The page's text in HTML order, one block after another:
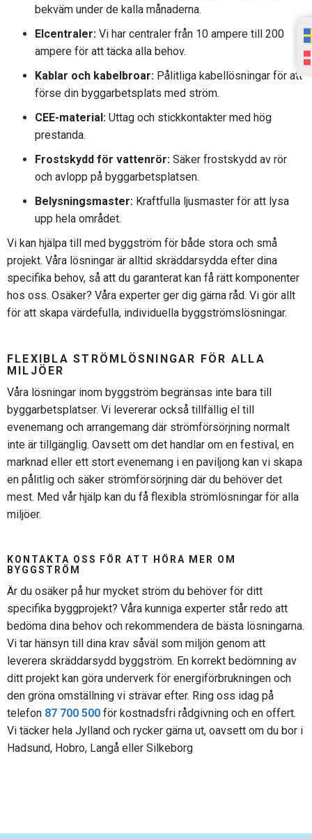
bekväm under de kalla månaderna.
Elcentraler: Vi har centraler från 10 ampere till 200
ampere för att täcka alla behov.
Kablar och kabelbroar: Pålitliga kabellösningar för att
förse din byggarbetsplats med ström.
CEE-material: Uttag och stickkontakter med hög
prestanda.
Frostskydd för vattenrör: Säker frostskydd av rör
och avlopp på byggarbetsplatsen.
Belysningsmaster: Kraftfulla ljusmaster för att lysa
upp hela området.
Vi kan hjälpa till med byggström för både stora och små
projekt. Våra lösningar är alltid skräddarsydda efter dina
specifika behov, så att du garanterat kan få rätt komponenter
hos oss. Osäker? Våra experter ger dig gärna råd. Vi gör allt
för att skapa värdefulla, individuella byggströmslösningar.
FLEXIBLA STRÖMLÖSNINGAR FÖR ALLA
MILJÖER
Våra lösningar inom byggström begränsas inte bara till
byggarbetsplatser. Vi levererar också tillfällig el till
evenemang och arrangemang där strömförsörjning normalt
inte är tillgänglig. Oavsett om det handlar om en festival, en
marknad eller ett stort evenemang i en paviljong kan vi skapa
en pålitlig och säker strömförsörjning där du behöver det
mest. Med vår hjälp kan du få flexibla strömlösningar för alla
miljöer.
KONTAKTA OSS FÖR ATT HÖRA MER OM
BYGGSTRÖM
Är du osäker på hur mycket ström du behöver för ditt
specifika byggprojekt? Våra kunniga experter står redo att
bedöma dina behov och rekommendera de bästa lösningarna.
Vi tar hänsyn till dina krav såväl som miljön genom att
leverera skräddarsydd byggström. En korrekt bedömning av
ditt projekt kan göra underverk för energiförbrukningen och
den gröna omställning vi strävar efter. Ring oss idag på
telefon 87 700 500 för kostnadsfri rådgivning och en offert.
Vi täcker hela Jylland och rycker gärna ut, oavsett om du bor i
Hadsund, Hobro, Langå eller Silkeborg